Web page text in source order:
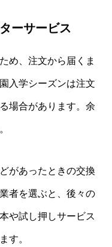
ーサービス
め、注文から届くま
入学シーズンは注文
場合があります。余
があったときの交換
者を選ぶと、後々の
や試し押しサービス
す。